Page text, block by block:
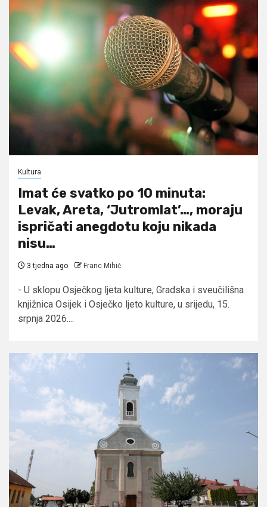
Kultura
Imat će svatko po 10 minuta:
Levak, Areta, ‘Jutromlat’…, moraju
ispričati anegdotu koju nikada
nisu…
3 tjedna ago Franc Mihić
- U sklopu Osječkog ljeta kulture, Gradska i sveučilišna
knjižnica Osijek i Osječko ljeto kulture, u srijedu, 15.
srpnja 2026....